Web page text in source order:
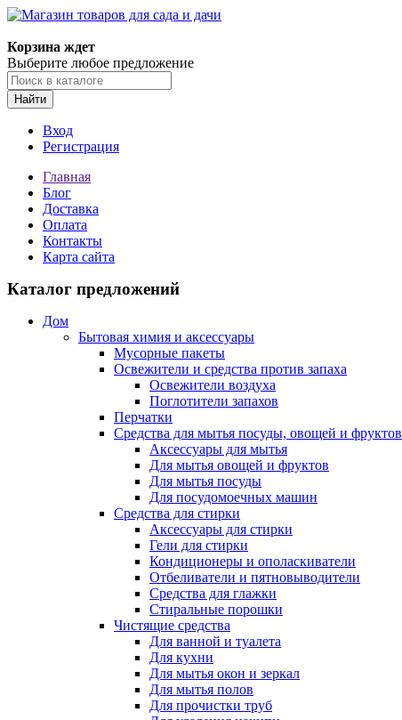
Корзина ждет
Выберите любое предложение
Найти
Вход
Регистрация
Главная
Блог
Доставка
Оплата
Контакты
Карта сайта
Каталог предложений
Дом
Бытовая химия и аксессуары
Мусорные пакеты
Освежители и средства против запаха
Освежители воздуха
Поглотители запахов
Перчатки
Средства для мытья посуды, овощей и фруктов
Аксессуары для мытья
Для мытья овощей и фруктов
Для мытья посуды
Для посудомоечных машин
Средства для стирки
Аксессуары для стирки
Гели для стирки
Кондиционеры и ополаскиватели
Отбеливатели и пятновыводители
Средства для глажки
Стиральные порошки
Чистящие средства
Для ванной и туалета
Для кухни
Для мытья окон и зеркал
Для мытья полов
Для прочистки труб